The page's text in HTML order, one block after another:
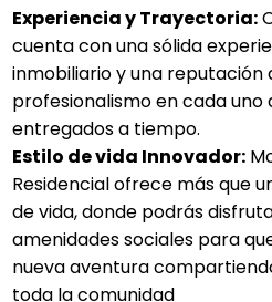
Experiencia y Trayectoria:
cuenta con una sólida
inmobiliario y una reputación
profesionalismo en cada uno
entregados a tiempo.
Estilo de vida Innovador:
Residencial ofrece más que
de vida, donde podrás
amenidades sociales para
nueva aventura
toda la comunidad